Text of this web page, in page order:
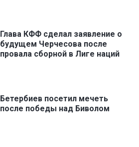
Глава КФФ сделал заявление о
будущем Черчесова после
провала сборной в Лиге наций
Бетербиев посетил мечеть
после победы над Биволом